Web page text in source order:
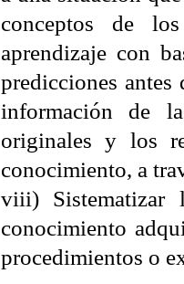
conceptos de
aprendizaje con
predicciones
información de
originales y los
conocimiento, a
viii)
conocimiento
procedimientos o